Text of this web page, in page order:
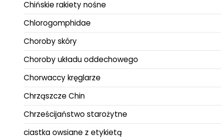
Chińskie rakiety nośne
Chlorogomphidae
Choroby skóry
Choroby układu oddechowego
Chorwaccy kręglarze
Chrząszcze Chin
Chrześcijaństwo starożytne
ciastka owsiane z etykietą